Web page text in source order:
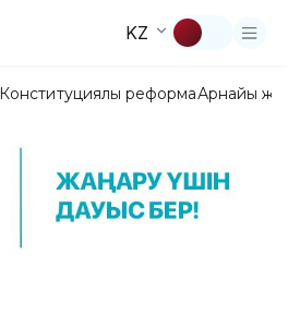
KZ
Конституциялық реформаАрнайы